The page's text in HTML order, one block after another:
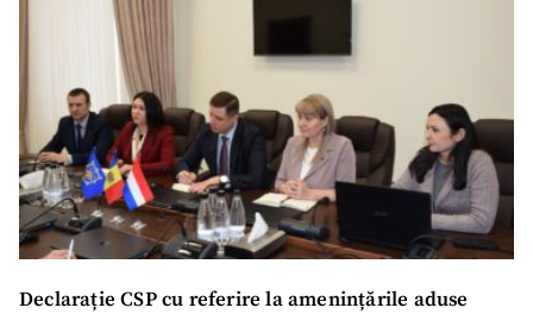
Declarație CSP cu referire la amenințările aduse
Titlu știre+ Adaugă titlu
Fotografie
+ Încarcă imagine
Link media+ Link media
Mesajul știrei
+ Mesajul știrei